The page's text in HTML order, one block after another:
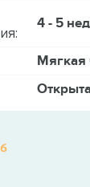
4 - 5
Мягкая